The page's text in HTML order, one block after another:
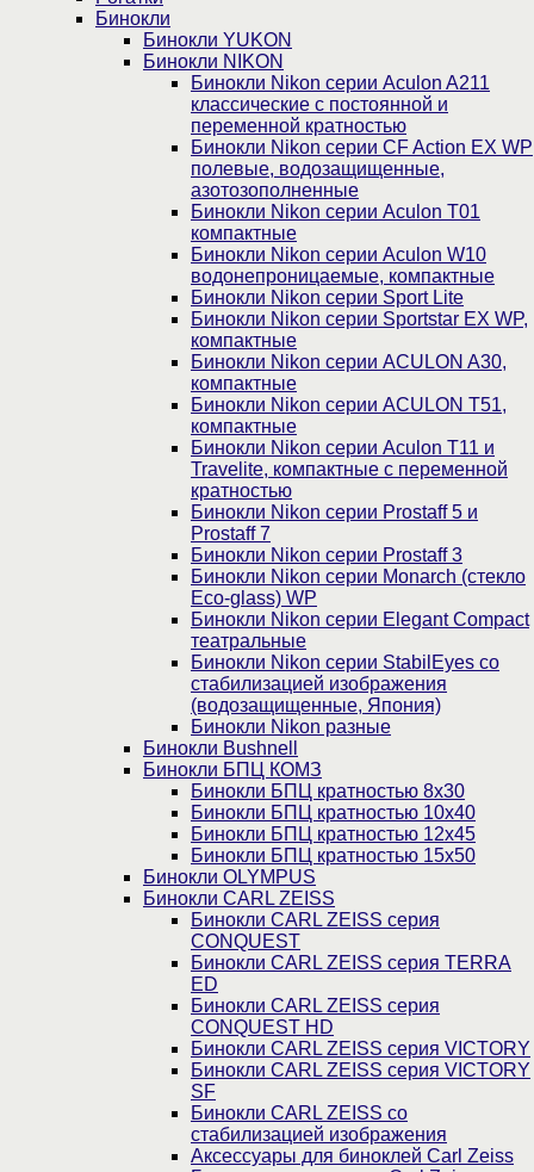
Бинокли
Бинокли YUKON
Бинокли NIKON
Бинокли Nikon серии Aculon A211
классические с постоянной и
переменной кратностью
Бинокли Nikon серии СF Action EX WP
полевые, водозащищенные,
азотозополненные
Бинокли Nikon серии Aculon T01
компактные
Бинокли Nikon серии Aculon W10
водонепроницаемые, компактные
Бинокли Nikon серии Sport Lite
Бинокли Nikon серии Sportstar EX WP,
компактные
Бинокли Nikon серии ACULON A30,
компактные
Бинокли Nikon серии ACULON Т51,
компактные
Бинокли Nikon серии Aculon T11 и
Travelite, компактные с переменной
кратностью
Бинокли Nikon серии Prostaff 5 и
Prostaff 7
Бинокли Nikon серии Prostaff 3
Бинокли Nikon серии Monarch (стекло
Eco-glass) WP
Бинокли Nikon серии Elegant Compact
театральные
Бинокли Nikon серии StabilEyes со
стабилизацией изображения
(водозащищенные, Япония)
Бинокли Nikon разные
Бинокли Bushnell
Бинокли БПЦ КОМЗ
Бинокли БПЦ кратностью 8х30
Бинокли БПЦ кратностью 10х40
Бинокли БПЦ кратностью 12х45
Бинокли БПЦ кратностью 15х50
Бинокли OLYMPUS
Бинокли CARL ZEISS
Бинокли CARL ZEISS серия
CONQUEST
Бинокли CARL ZEISS серия TERRA
ED
Бинокли CARL ZEISS серия
CONQUEST HD
Бинокли CARL ZEISS серия VICTORY
Бинокли CARL ZEISS серия VICTORY
SF
Бинокли CARL ZEISS со
стабилизацией изображения
Аксессуары для биноклей Carl Zeiss